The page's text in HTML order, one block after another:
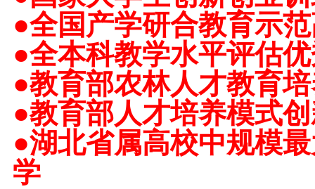
●全国产学研合教育示
●全本科教学水平评估
●教育部农林人才教育
●教育部人才培养模式
●湖北省属高校中规模
学